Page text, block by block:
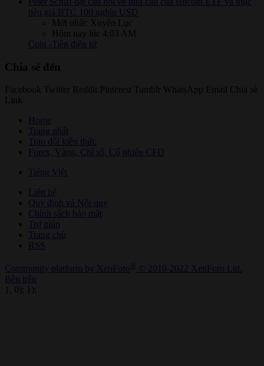
tiêu giá BTC 100 nghìn USD
Mới nhất: Xuyên Lục
Hôm nay lúc 4:03 AM
Coin -Tiền điện tử
Chia sẻ đến
Facebook Twitter Reddit Pinterest Tumblr WhatsApp Email Chia sẻ
Link
Home
Trang nhất
Trao đổi kiến thức
Forex, Vàng, Chỉ số, Cổ phiếu CFD
Tiếng Việt
Liên hệ
Quy định và Nội quy
Chính sách bảo mật
Trợ giúp
Trang chủ
RSS
Community platform by XenForo
© 2010-2022 XenForo Ltd.
Bên trên
}, 0); });